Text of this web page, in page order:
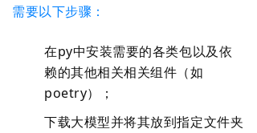
需要以下步骤：
在py中安装需要的各类包以及依
赖的其他相关相关组件（如
poetry）；
下载大模型并将其放到指定文件夹